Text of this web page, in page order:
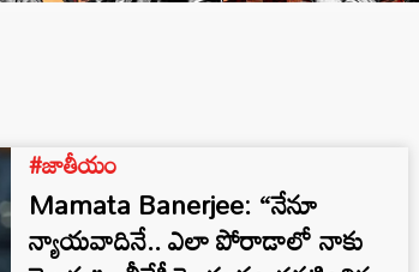
#జాతీయం
Mamata Banerjee: “నేనూ
న్యాయవాదినే.. ఎలా పోరాడాలో నాకు